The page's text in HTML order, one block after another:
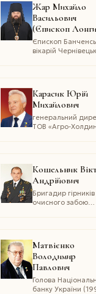
Жар Михайло
Васильович
(Єпископ
Єпископ
вікарій
Карасик Юрій
Михайлович
генеральний
ТОВ «Агро-
Кошельник
Андрійович
Бригадир гірників
очисного забою
Дзержинського»
«ДТЕК
Матвієнко
Володимир
Павлович
Голова
банку України